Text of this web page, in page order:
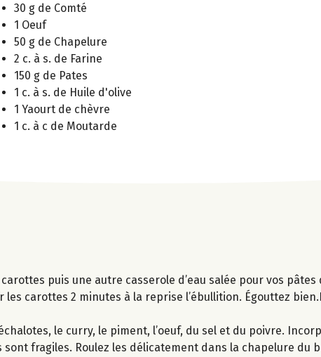
30 g de Comté
1 Oeuf
50 g de Chapelure
2 c. à s. de Farine
150 g de Pates
1 c. à s. de Huile d'olive
1 Yaourt de chèvre
1 c. à c de Moutarde
puis une autre casserole d’eau salée pour vos pâtes
les carottes 2 minutes à la reprise l’ébullition. Égouttez
le curry, le piment, l’oeuf, du sel et du poivre.
fragiles. Roulez les délicatement dans la chapelure du